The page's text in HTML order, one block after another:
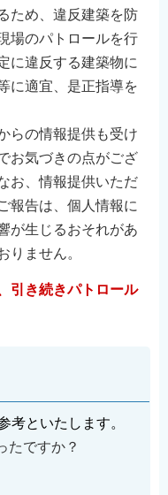
ため、違反建築を防
場のパトロールを行
に違反する建築物に
に適宜、是正指導を
らの情報提供も受け
お気づきの点がござ
お、情報提供いただ
報告は、個人情報に
が生じるおそれがあ
りません。
引き続きパトロール
考といたします。
たですか？